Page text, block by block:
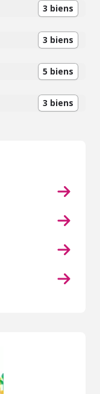
3 biens
3 biens
5 biens
3 biens